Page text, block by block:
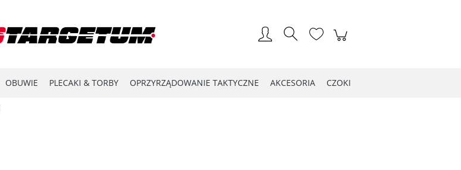
OBUWIE PLECAKI & TORBY OPRZYRZĄDOWANIE TAKTYCZNE AKCESORIA CZOKI